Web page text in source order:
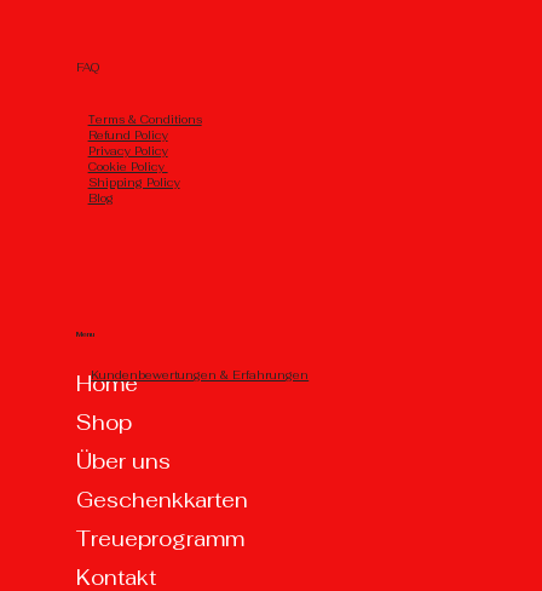
Menu
Home
Shop
Über uns
Geschenkkarten
Treueprogramm
Kontakt
FAQ
Тerms & Conditions
Refund Policy
Privacy Policy
Cookie Policy
Shipping Policy
Blog
Kundenbewertungen & Erfahrungen